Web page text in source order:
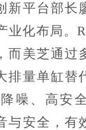
新平台部长
业化布局。
而美芝通过
排量单缸替
噪、高安
与安全，有